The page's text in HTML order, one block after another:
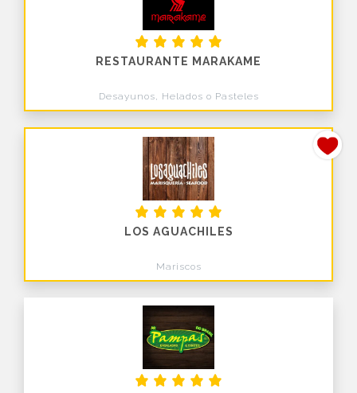
RESTAURANTE MARAKAME
Desayunos, Helados o Pasteles
LOS AGUACHILES
Mariscos